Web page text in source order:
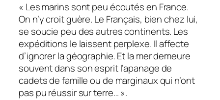
« Les marins sont peu écoutés en France.
On n’y croit guère. Le Français, bien chez lui,
se soucie peu des autres continents. Les
expéditions le laissent perplexe. Il affecte
d’ignorer la géographie. Et la mer demeure
souvent dans son esprit l’apanage de
cadets de famille ou de marginaux qui n’ont
pas pu réussir sur terre… ».